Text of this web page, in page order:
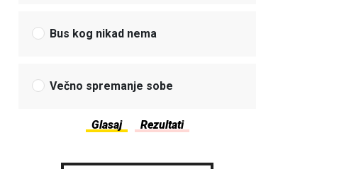
Bus kog nikad nema
Večno spremanje sobe